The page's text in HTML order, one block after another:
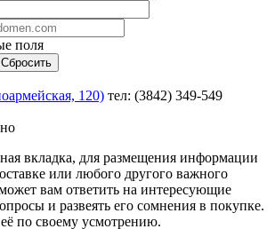
поля
Сбросить
120) тел: (3842) 349-549
вкладка, для размещения информации
или любого другого важного
вам ответить на интересующие
и развеять его сомнения в покупке.
по своему усмотрению.